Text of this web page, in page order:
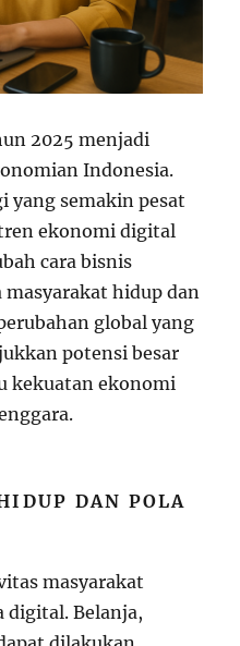
2025 menjadi
Indonesia.
yang semakin pesat
ekonomi digital
cara bisnis
hidup dan
global yang
potensi besar
kekuatan ekonomi
DAN POLA
masyarakat
digital. Belanja,